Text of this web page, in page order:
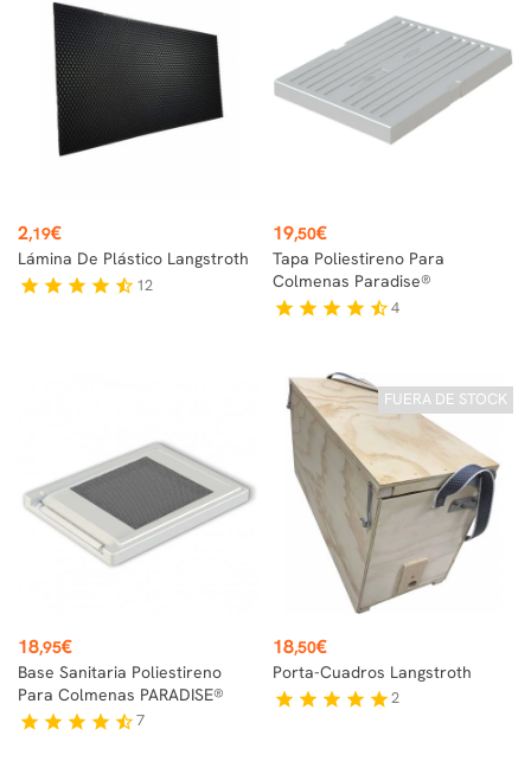
Precio
2,19€
Lámina De Plástico Langstroth
star star star star star_half 12
Precio
19,50€
Tapa Poliestireno Para
Colmenas Paradise®
star star star star star_half4
Precio
18,95€
Base Sanitaria Poliestireno
Para Colmenas PARADISE®
star star star star star_half7
FUERA DE STOCK
Precio
18,50€
Porta-Cuadros Langstroth
star star star star star2